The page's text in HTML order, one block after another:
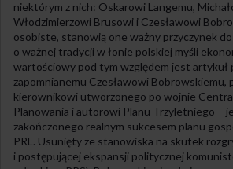
niektórym z nich: Oskarowi Langemu,
Włodzimierzowi Brusowi i Czesławowi
osobiste, stanowią one ważny przyczynek
o ważnej tradycji w łonie polskiej myśli
wartościowy pod tym względem jest artykuł
zapomnianemu Czesławowi Bobrowskiemu,
kierownikowi utworzonego po wojnie
Planowania i autorowi Planu Trzyletniego –
zakończonego realnym sukcesem planu
PRL. Usunięty ze stanowiska na skutek
i postępującej ekspansji politycznej